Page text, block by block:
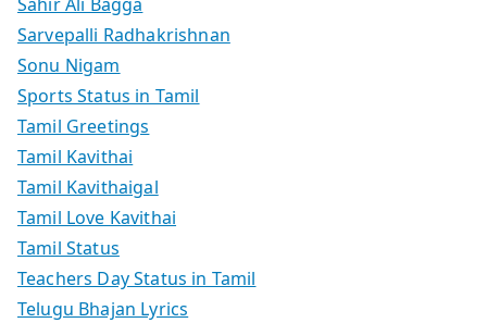
Sarvepalli Radhakrishnan
Sonu Nigam
Sports Status in Tamil
Tamil Greetings
Tamil Kavithai
Tamil Kavithaigal
Tamil Love Kavithai
Tamil Status
Teachers Day Status in Tamil
Telugu Bhajan Lyrics